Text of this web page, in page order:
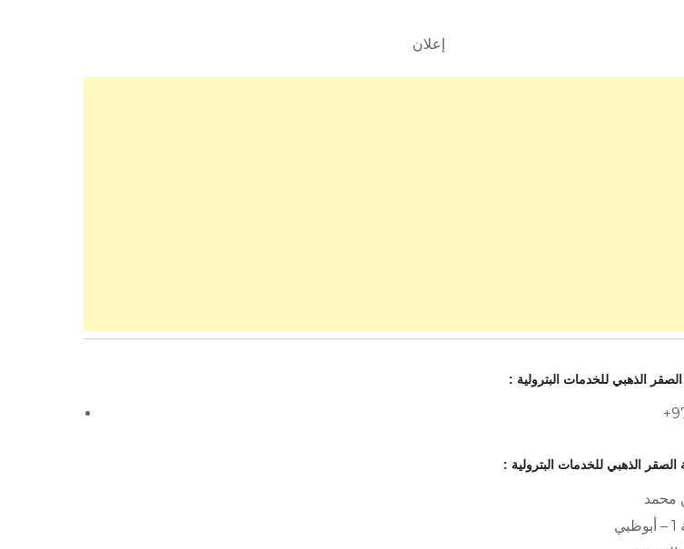
إعلان
الذهبي للخدمات البترولية :
الذهبي للخدمات البترولية :
محمد